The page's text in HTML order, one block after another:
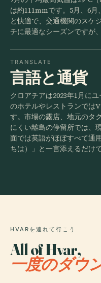
は約111mmです。5月、6月
と快適で、交通機関のスケ
チに最適なシーズンですが
TRANSLATE
言語と通貨
クロアチアは2023年1月に
のホテルやレストランで
す。市場の露店、地元のタ
にくい離島の停留所では、
面では英語がほぼすべて通
ちは）」と一言添えるだけ
HVARを連れて行こう
All of Hvar,
一度のダウ